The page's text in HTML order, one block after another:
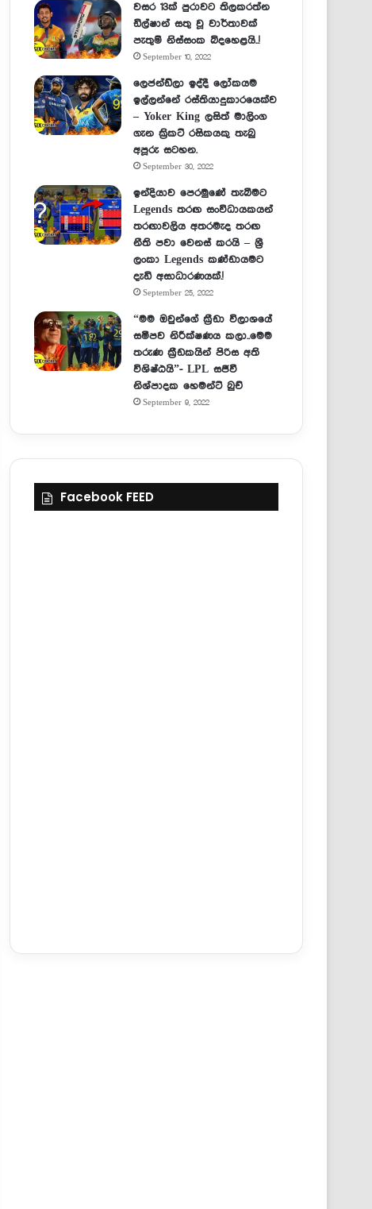
වසර 13ක් පුරාවට තිලකරත්න
ඩිල්ෂාන් සතු වූ වාර්තාවක්
පැතුම් නිස්සංක බිදහෙළයි..!
September 10, 2022
ලෙජන්ඩ්ලා ඉද්දී ලෝකයම
ඉල්ලන්නේ රස්තියාදුකාරයෙක්ව
– Yoker King ලසිත් මාලිංග
ගැන ක්‍රිකට් රසිකයකු තැබු
අපූරු සටහන.
September 30, 2022
ඉන්දියාව පෙරමුණේ තැබීමට
Legends තරඟ සංවිධායකයන්
තරඟාවලිය අතරමැද තරඟ
නීති පවා වෙනස් කරයි – ශ්‍රී
ලංකා Legends කණ්ඩායමට
දැඩි අසාධාරණයක්.!
September 25, 2022
“මම ඔවුන්ගේ ක්‍රීඩා විලාශයේ
සමීපව නිරීක්ෂණය කලා..මෙම
තරුණ ක්‍රීඩකයින් පිරිස අති
විශිෂ්ඨයි”- LPL සජීවී
නිශ්පාදක හෙමන්ට් බුච්
September 9, 2022
Facebook FEED